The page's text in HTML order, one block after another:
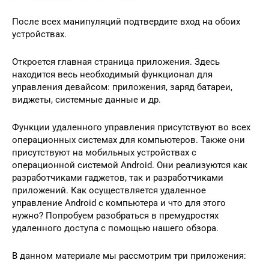
После всех манипуляций подтвердите вход на обоих
устройствах.
Откроется главная страница приложения. Здесь
находится весь необходимый функционал для
управления девайсом: приложения, заряд батареи,
виджеты, системные данные и др.
Функции удаленного управления присутствуют во всех
операционных системах для компьютеров. Также они
присутствуют на мобильных устройствах с
операционной системой Android. Они реализуются как
разработчиками гаджетов, так и разработчиками
приложений. Как осуществляется удаленное
управление Android с компьютера и что для этого
нужно? Попробуем разобраться в премудростях
удаленного доступа с помощью нашего обзора.
В данном материале мы рассмотрим три приложения: